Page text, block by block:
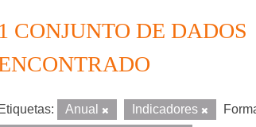
1 CONJUNTO DE DADOS
Etiquetas: Anual Indicadores